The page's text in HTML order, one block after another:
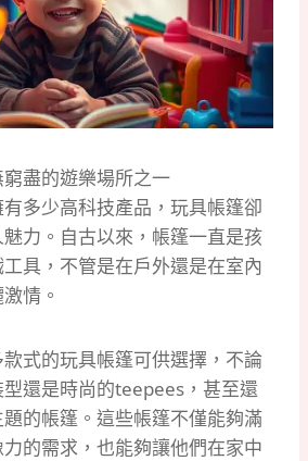
盡的遊樂場所之一
多少高科技產品，玩具帳篷卻
力。自古以來，帳篷一直是孩
具，不管是在戶外還是在室內
情。
式的玩具帳篷可供選擇，不論
還是時尚的teepees，甚至還
的帳篷。這些帳篷不僅能夠滿
的需求，也能夠讓他們在家中